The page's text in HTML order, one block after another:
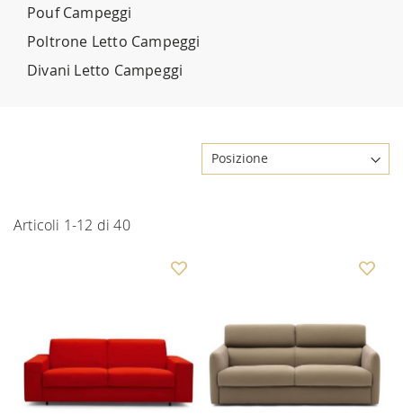
Pouf Campeggi
Poltrone Letto Campeggi
Divani Letto Campeggi
Articoli 1-12 di40